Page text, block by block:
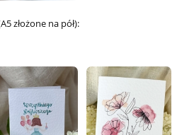
złożone na pół):